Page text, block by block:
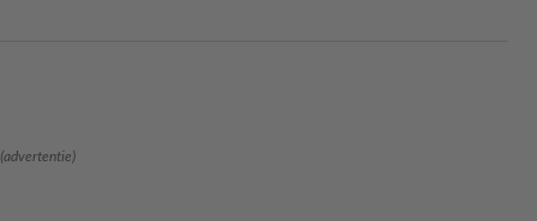
(advertentie)